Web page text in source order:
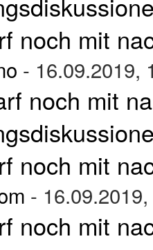
noch mit
- 16.09.2019,
noch mit
noch mit
-
noch mit